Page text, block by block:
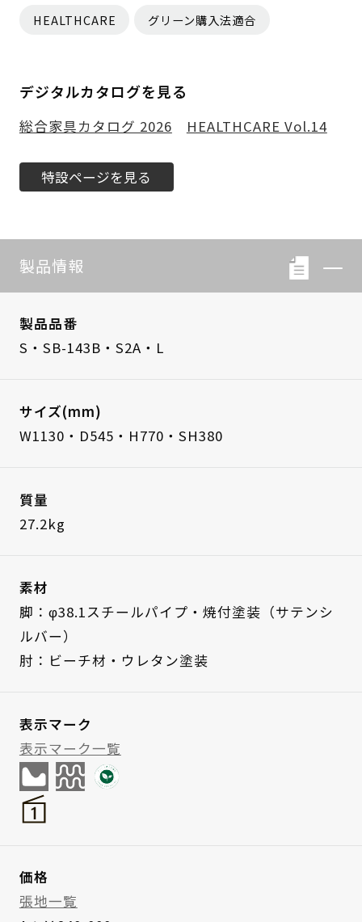
HEALTHCARE グリーン購入法適合
デジタルカタログを見る
総合家具カタログ 2026 HEALTHCARE Vol.14
特設ページを見る
製品情報
製品品番
S・SB-143B・S2A・L
サイズ(mm)
W1130・D545・H770・SH380
質量
27.2kg
素材
脚：φ38.1スチールパイプ・焼付塗装（サテンシ
ルバー）
肘：ビーチ材・ウレタン塗装
表示マーク
表示マーク一覧
価格
張地一覧